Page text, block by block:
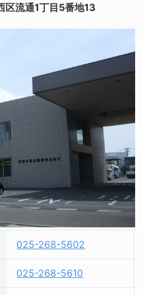
流通1丁目5番地13
025-268-5602
025-268-5610